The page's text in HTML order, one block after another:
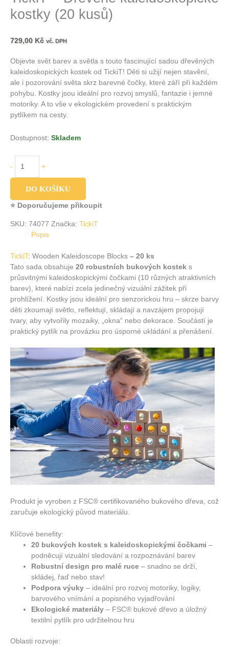
kostky (20 kusů)
729,00 Kč vč. DPH
Objevte svět barev a světla s touto fascinující sadou dřevěných
kaleidoskopických kostek od TickiT! Děti si užijí nejen stavění,
ale i pozorování světa skrz barevné čočky, které září při každém
pohybu. Kostky jsou ideální pro rozvoj smyslů, fantazie i jemné
motoriky. A to vše v ekologickém provedení s praktickým
pytlíkem na cesty.
Dostupnost: Skladem
- +
DO KOŠÍKU
⭐ Doporučujeme přikoupit
SKU: 74077 Značka: TickiT
Popis
TickiT: Wooden Kaleidoscope Blocks – 20 ks
Tato sada obsahuje 20 robustních bukových kostek s
průsvitnými kaleidoskopickými čočkami (10 různých atraktivních
barev), které nabízí zcela jedinečný vizuální zážitek při
prohlížení. Kostky jsou ideální pro senzorickou hru – skrze barvy
děti zkoumají světlo, reflektují, skládají a navzájem propojují
tvary, aby vytvořily mozaiky, „okna“ nebo dekorace. Součástí je
praktický pytlík na provázku pro úsporné ukládání a přenášení.
Produkt je vyroben z FSC® certifikovaného bukového dřeva, což
zaručuje ekologický původ materiálu.
Klíčové benefity:
20 bukových kostek s kaleidoskopickými čočkami –
podněcují vizuální sledování a rozpoznávání barev
Robustní design pro malé ruce – snadno se drží,
skládej, řaď nebo stav!
Podpora výuky – ideální pro rozvoj motoriky, logiky,
barvového vnímání a popisného vyjadřování
Ekologické materiály – FSC® bukové dřevo a úložný
textilní pytlík pro udržitelnou hru
Oblasti rozvoje: